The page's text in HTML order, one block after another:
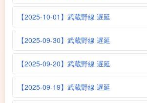
【2025-10-01】武蔵野線 遅延
【2025-09-30】武蔵野線 遅延
【2025-09-20】武蔵野線 遅延
【2025-09-19】武蔵野線 遅延